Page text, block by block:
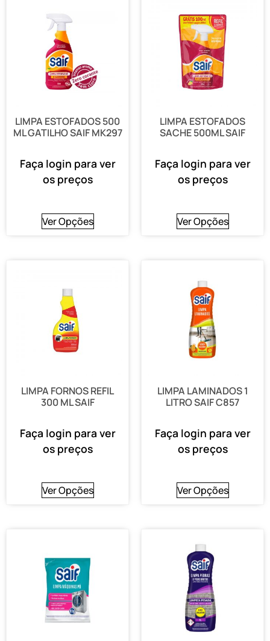
LIMPA ESTOFADOS 500
ML GATILHO SAIF MK297
Faça login para ver
os preços
Ver Opções
LIMPA ESTOFADOS
SACHE 500ML SAIF
Faça login para ver
os preços
Ver Opções
LIMPA FORNOS REFIL
300 ML SAIF
Faça login para ver
os preços
Ver Opções
LIMPA LAMINADOS 1
LITRO SAIF C857
Faça login para ver
os preços
Ver Opções